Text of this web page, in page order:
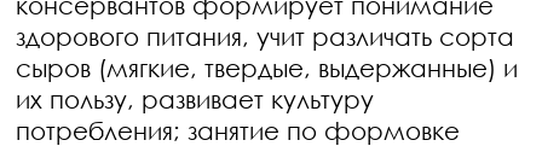
здорового питания, учит различать сорта
сыров (мягкие, твердые, выдержанные) и
их пользу, развивает культуру
потребления; занятие по формовке